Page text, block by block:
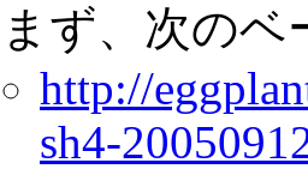
まず、次の
http://
sh4-